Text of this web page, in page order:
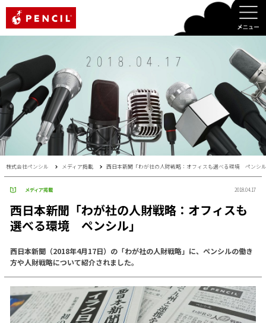
株式会社ペンシル メディア掲載 西日本新聞「わが社の人財戦略：オフィスも選べる環境 ペンシ
メディア掲載 2018.04.17
西日本新聞「わが社の人財戦略：オフィスも
選べる環境 ペンシル」
西日本新聞（2018年4月17日）の「わが社の人財戦略」に、ペンシルの働き
方や人財戦略について紹介されました。